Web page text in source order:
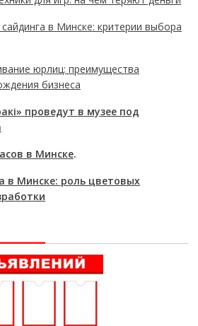
в Минске: критерии выбора
юрлиц: преимущества
бизнеса
проведут в музее под
в Минске.
в Минске: роль цветовых